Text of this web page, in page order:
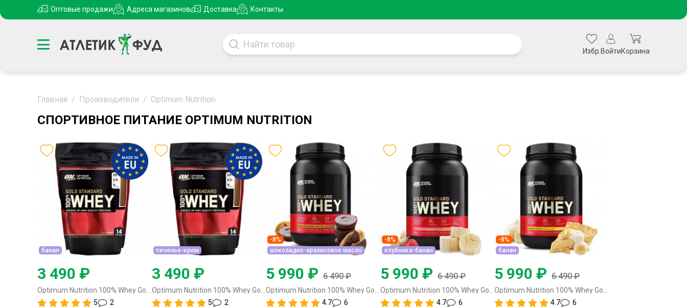
Оптовые продажи Адреса магазинов Доставка Контакты
Избр. ВойтиКорзина
Главная / Производители / Optimum Nutrition
СПОРТИВНОЕ ПИТАНИЕ OPTIMUM NUTRITION
банан
3 490 ₽
5
2
печенье-крем
3 490 ₽
5
2
-8%
шоколадно-арахисовое масло
5 990 ₽ 6 490 ₽
4.7
6
-8%
клубника-банан
5 990 ₽ 6 490 ₽
4.7
6
-8%
банан
5 990 ₽ 6 490 ₽
4.7
6